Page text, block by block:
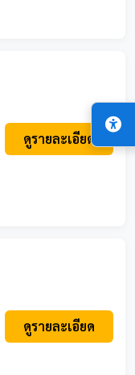
ดูรายละเอียด
ดูรายละเอียด